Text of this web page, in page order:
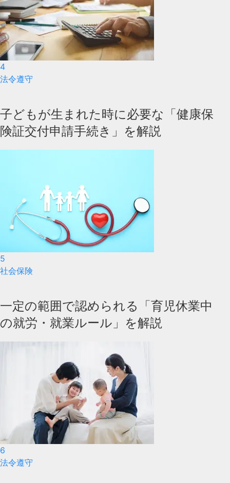
4
法令遵守
子どもが生まれた時に必要な「健康保
険証交付申請手続き」を解説
5
社会保険
一定の範囲で認められる「育児休業中
の就労・就業ルール」を解説
6
法令遵守